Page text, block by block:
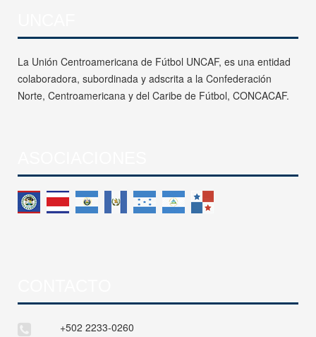
La Unión Centroamericana de Fútbol UNCAF, es una entidad
colaboradora, subordinada y adscrita a la Confederación
Norte, Centroamericana y del Caribe de Fútbol, CONCACAF.
+502 2233-0260